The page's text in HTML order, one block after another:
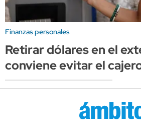
Finanzas personales
Retirar dólares en el
conviene evitar el